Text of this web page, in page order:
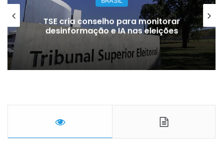
para monitorar
IA nas eleições
Dupla é presa
golpe de R$